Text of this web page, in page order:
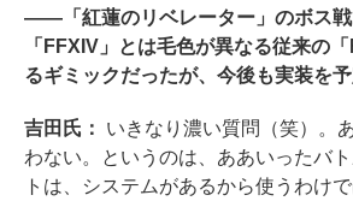
――「紅蓮のリベレーター」のボス戦
「FFXIV」とは毛色が異なる従来の
るギミックだったが、今後も実装を
吉田氏： いきなり濃い質問（笑）。
わない。というのは、ああいったバ
トは、システムがあるから使うわけ